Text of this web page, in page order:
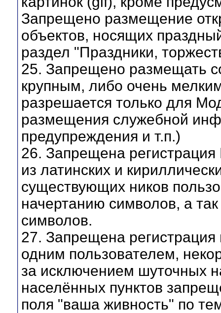
Запрещено размещение
объектов, носящих
раздел "Праздники,
25. Запрещено размещать
крупным, либо очень
разрешается только для
размещения служебной
предупреждения и т.п.)
26. Запрещена
из латинских и
существующих ников
начертанию символов, а
символов.
27. Запрещена регистрация
одним пользователем,
за исключением шуточных
населённых пунктов
поля "ваша живность" по